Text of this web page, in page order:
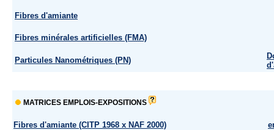
Fibres d'amiante
Fibres minérales artificielles (FMA)
Particules Nanométriques (PN)
MATRICES EMPLOIS-EXPOSITIONS
Fibres d'amiante (CITP 1968 x NAF 2000)